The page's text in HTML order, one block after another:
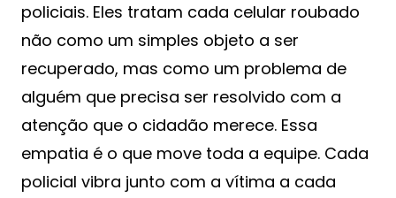
policiais. Eles tratam cada celular roubado
não como um simples objeto a ser
recuperado, mas como um problema de
alguém que precisa ser resolvido com a
atenção que o cidadão merece. Essa
empatia é o que move toda a equipe. Cada
policial vibra junto com a vítima a cada